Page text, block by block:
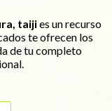
taijies un recurso
te ofrecen los
de tu completo